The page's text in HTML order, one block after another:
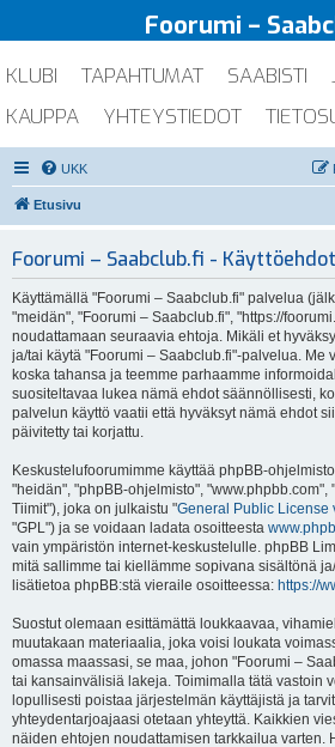
Foorumi –
KLUBI TAPAHTUMAT SAABISTI
KAUPPA
YHTEYSTIEDOT
UKK
Etusivu
Foorumi – Saabclub.fi - Käyttöehdot
Käyttämällä "Foorumi – Saabclub.fi" palvelua
"meidän", "Foorumi – Saabclub.fi", "https://
noudattamaan seuraavia ehtoja. Mikäli et
ja/tai käytä "Foorumi – Saabclub.fi"-palvelua. Me
koska tahansa ja teemme parhaamme
suositeltavaa lukea nämä ehdot säännöllisesti,
palvelun käyttö vaatii että hyväksyt nämä ehdot
päivitetty tai korjattu.
Keskustelufoorumimme käyttää phpBB-
"heidän", "phpBB-ohjelmisto", "www.phpbb.com",
Tiimit"), joka on julkaistu "General Public License
"GPL") ja se voidaan ladata osoitteesta
vain ympäristön internet-keskustelulle. phpBB
mitä sallimme tai kiellämme sopivana sisältönä
lisätietoa phpBB:stä vieraile osoitteessa: https://
Suostut olemaan esittämättä loukkaavaa,
muutakaan materiaalia, joka voisi loukata
omassa maassasi, se maa, johon "Foorumi –
tai kansainvälisiä lakeja. Toimimalla tätä vastoin
lopullisesti poistaa järjestelmän käyttäjistä ja
yhteydentarjoajaasi otetaan yhteyttä. Kaikkien
näiden ehtojen noudattamisen tarkkailua varten.